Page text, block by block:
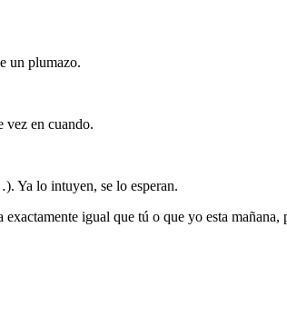
un plumazo.
vez en cuando.
Ya lo intuyen, se lo esperan.
igual que tú o que yo esta mañana,